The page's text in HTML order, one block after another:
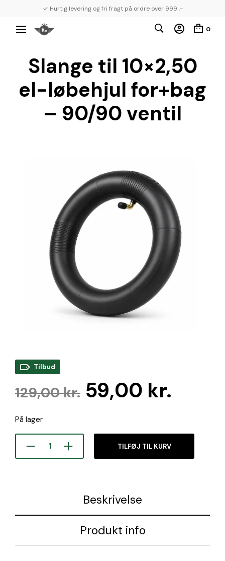
✓ Hurtig levering og fri fragt på ordre over 999 ,-
0
Slange til 10×2,50
el-løbehjul for+bag
– 90/90 ventil
Tilbud
129,00kr. Den
pris
var:
59,00 kr.
pris
På lager
TILFØJ TIL KURV
Beskrivelse
Produkt info